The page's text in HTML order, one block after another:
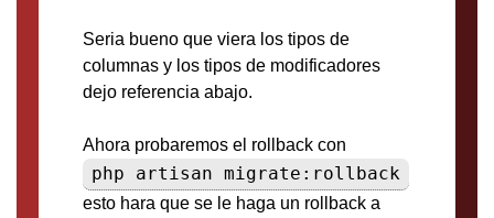
Seria bueno que viera los tipos de
columnas y los tipos de modificadores
dejo referencia abajo.
Ahora probaremos el rollback con
php artisan migrate:rollback
esto hara que se le haga un rollback a